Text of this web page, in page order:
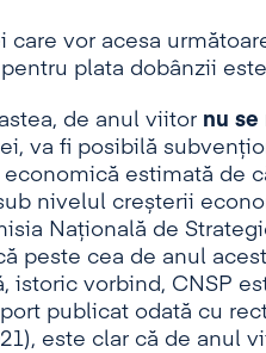
care vor acesa
pentru plata dobânzii
de anul viitor nu se
va fi posibilă
economică estimată de
nivelul creșterii
Națională de
peste cea de anul
istoric vorbind, CNSP
publicat odată cu
este clar că de anul